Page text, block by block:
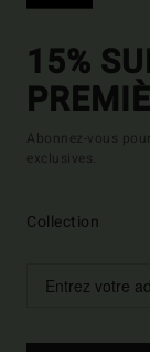
15%
Abonnez-vous
exclusives.
Collection